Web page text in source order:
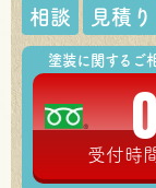
相談 見積り
塗装に関するご
受付時